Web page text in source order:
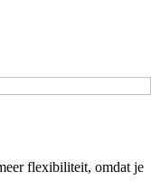
flexibiliteit, omdat je